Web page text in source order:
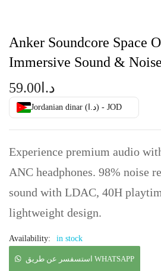
Anker Soundcore Space
Immersive Sound &
د.ا 59.00
Jordanian dinar (د.ا) - JOD
Experience premium audio
ANC headphones. 98% noise
sound with LDAC, 40H
lightweight design.
Availability: in stock
استسفسر عن طريق WHATSAPP